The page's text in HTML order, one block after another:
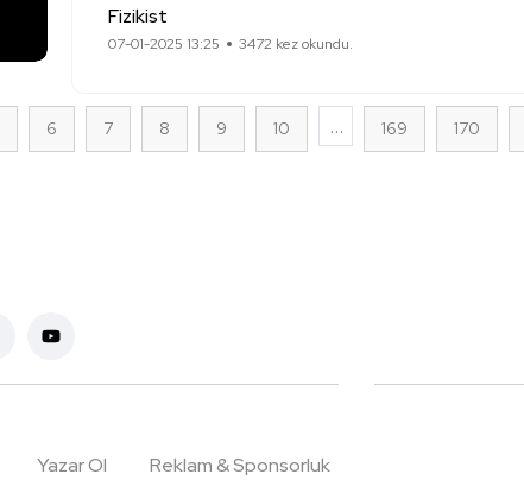
Fizikist
07-01-2025 13:25 3472 kez okundu.
6 7 8 9 10 ... 169 170
Yazar Ol Reklam & Sponsorluk